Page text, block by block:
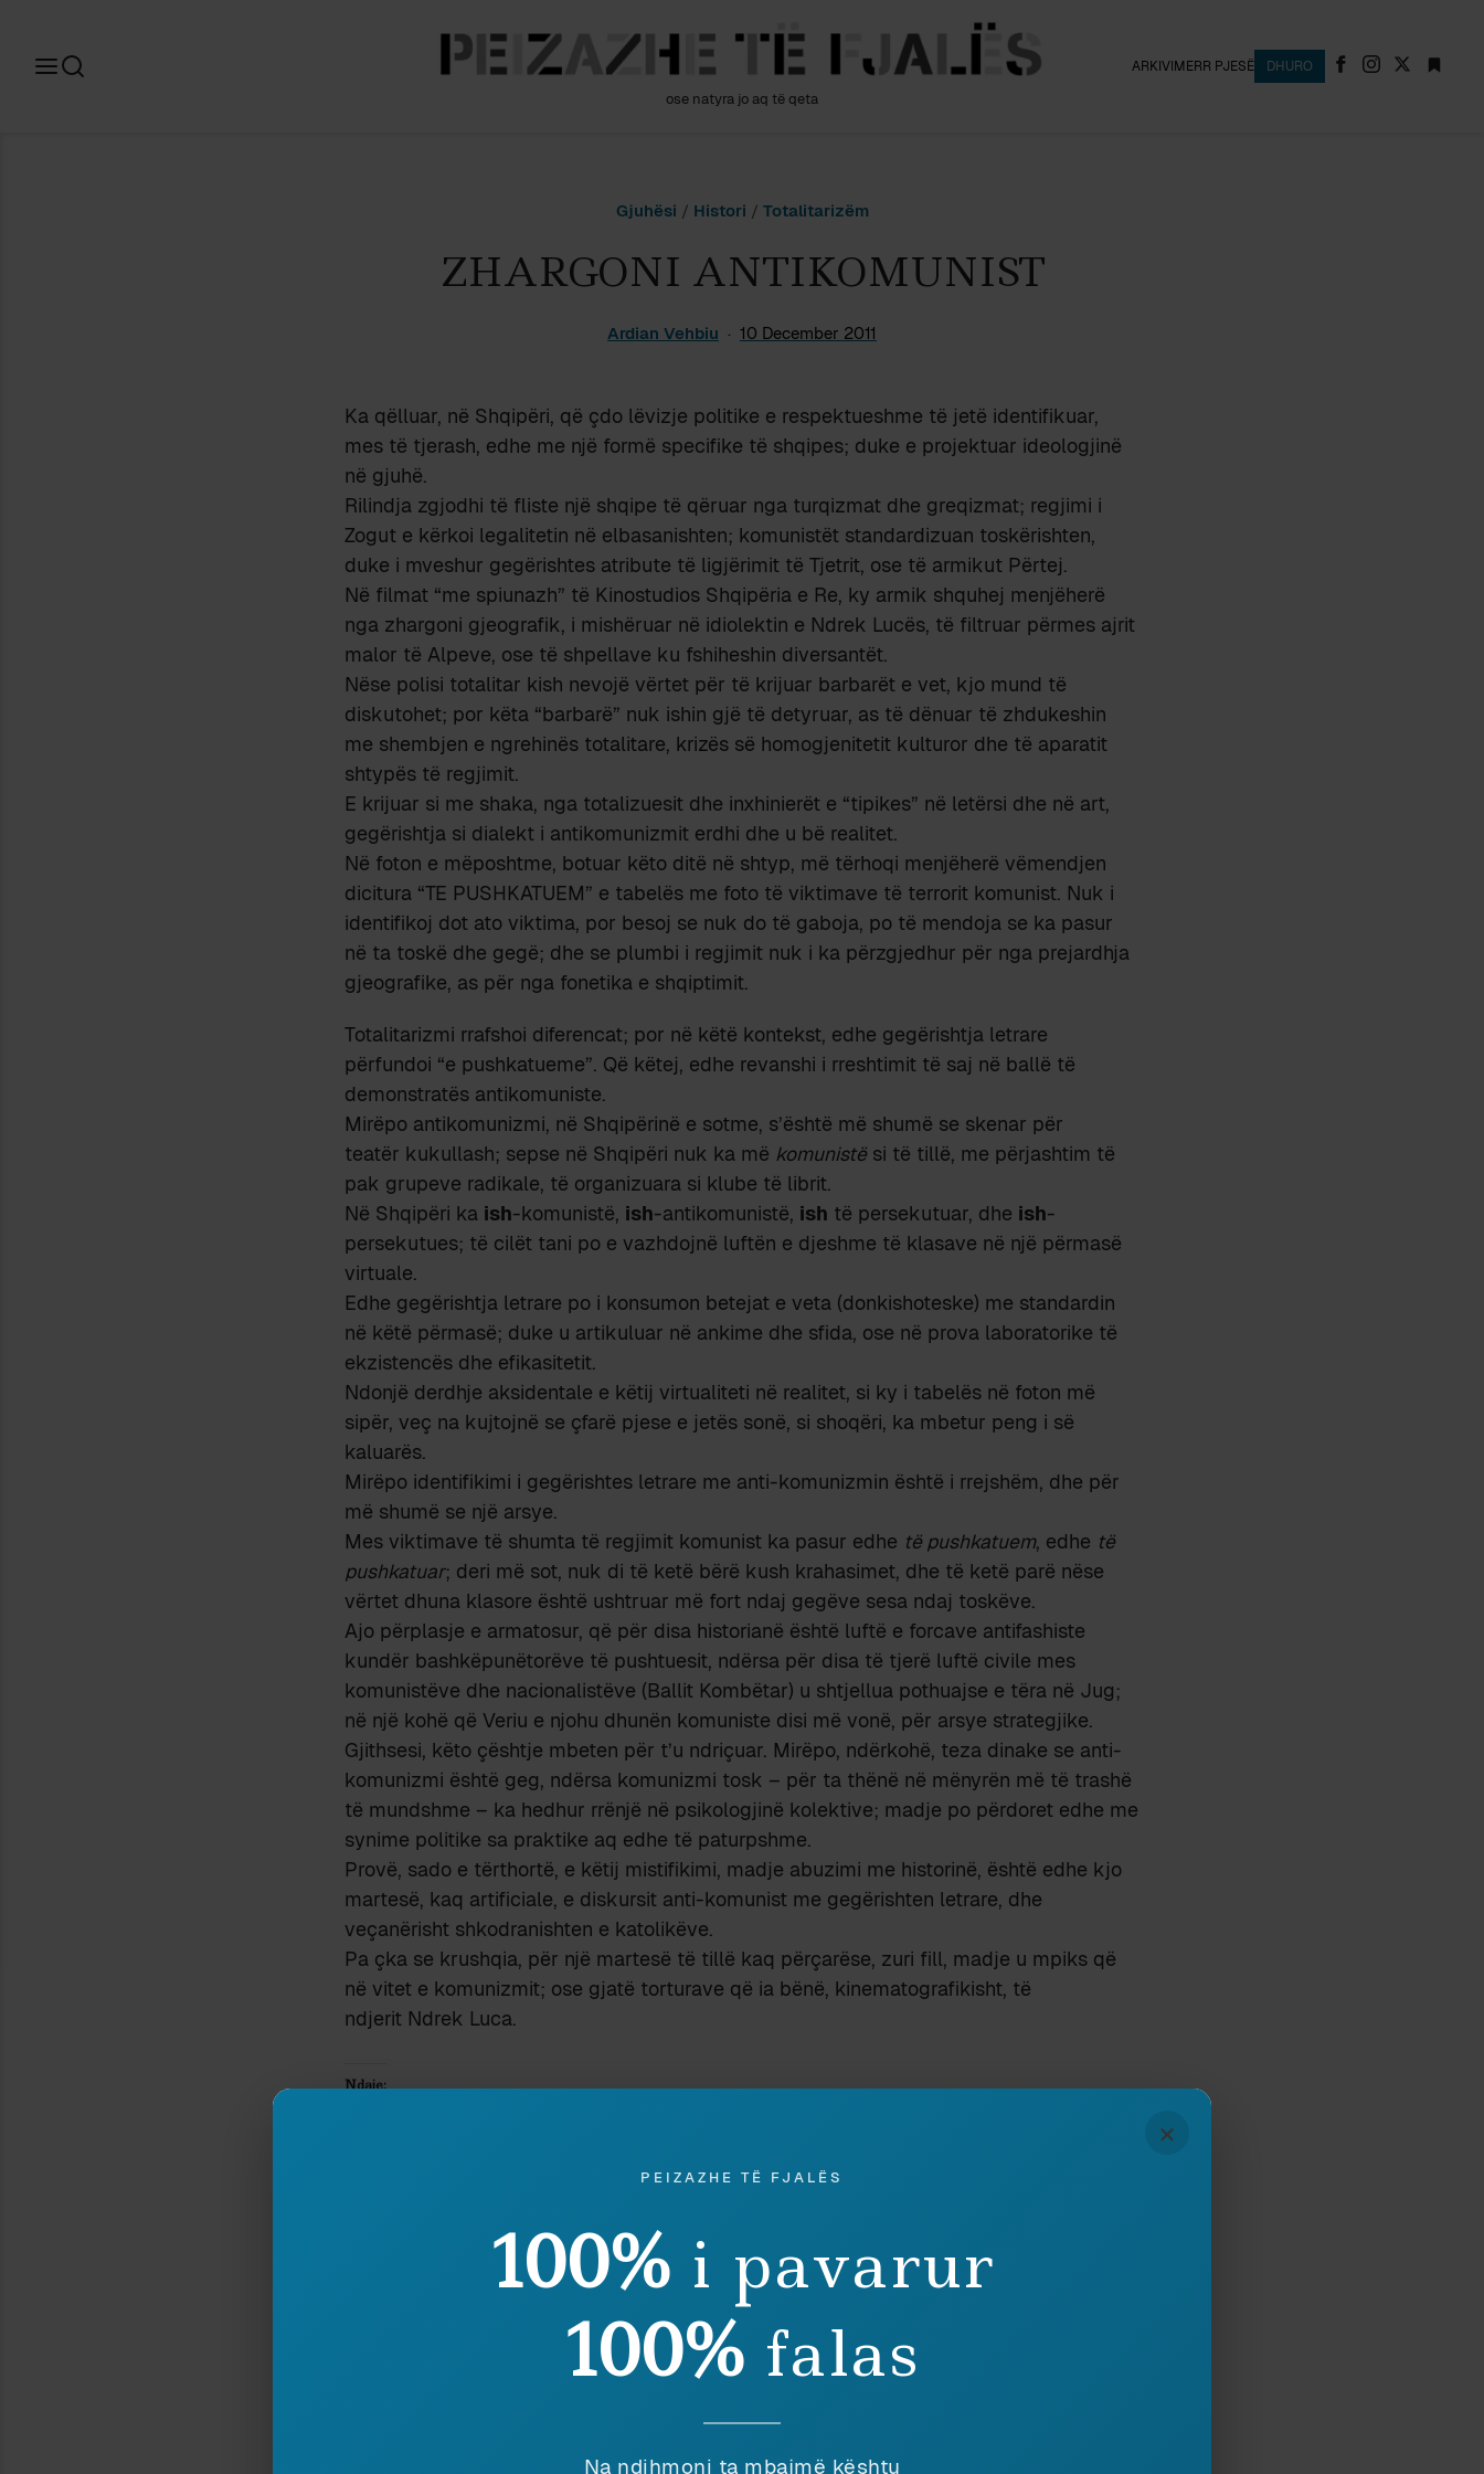
ose natyra jo aq të qeta
ARKIVIMERR PJESË DHURO
Gjuhësi / Histori / Totalitarizëm
ZHARGONI ANTIKOMUNIST
Ardian Vehbiu 10 December 2011
Ka qëlluar, në Shqipëri, që çdo lëvizje politike e respektueshme të jetë identifikuar,
mes të tjerash, edhe me një formë specifike të shqipes; duke e projektuar ideologjinë
në gjuhë.
Rilindja zgjodhi të fliste një shqipe të qëruar nga turqizmat dhe greqizmat; regjimi i
Zogut e kërkoi legalitetin në elbasanishten; komunistët standardizuan toskërishten,
duke i mveshur gegërishtes atribute të ligjërimit të Tjetrit, ose të armikut Përtej.
Në filmat “me spiunazh” të Kinostudios Shqipëria e Re, ky armik shquhej menjëherë
nga zhargoni gjeografik, i mishëruar në idiolektin e Ndrek Lucës, të filtruar përmes ajrit
malor të Alpeve, ose të shpellave ku fshiheshin diversantët.
Nëse polisi totalitar kish nevojë vërtet për të krijuar barbarët e vet, kjo mund të
diskutohet; por këta “barbarë” nuk ishin gjë të detyruar, as të dënuar të zhdukeshin
me shembjen e ngrehinës totalitare, krizës së homogjenitetit kulturor dhe të aparatit
shtypës të regjimit.
E krijuar si me shaka, nga totalizuesit dhe inxhinierët e “tipikes” në letërsi dhe në art,
gegërishtja si dialekt i antikomunizmit erdhi dhe u bë realitet.
Në foton e mëposhtme, botuar këto ditë në shtyp, më tërhoqi menjëherë vëmendjen
dicitura “TE PUSHKATUEM” e tabelës me foto të viktimave të terrorit komunist. Nuk i
identifikoj dot ato viktima, por besoj se nuk do të gaboja, po të mendoja se ka pasur
në ta toskë dhe gegë; dhe se plumbi i regjimit nuk i ka përzgjedhur për nga prejardhja
gjeografike, as për nga fonetika e shqiptimit.
Totalitarizmi rrafshoi diferencat; por në këtë kontekst, edhe gegërishtja letrare
përfundoi “e pushkatueme”. Që këtej, edhe revanshi i rreshtimit të saj në ballë të
demonstratës antikomuniste.
Mirëpo antikomunizmi, në Shqipërinë e sotme, s’është më shumë se skenar për
teatër kukullash; sepse në Shqipëri nuk ka më komunistë si të tillë, me përjashtim të
pak grupeve radikale, të organizuara si klube të librit.
Në Shqipëri ka ish-komunistë, ish-antikomunistë, ish të persekutuar, dhe ish-
persekutues; të cilët tani po e vazhdojnë luftën e djeshme të klasave në një përmasë
virtuale.
Edhe gegërishtja letrare po i konsumon betejat e veta (donkishoteske) me standardin
në këtë përmasë; duke u artikuluar në ankime dhe sfida, ose në prova laboratorike të
ekzistencës dhe efikasitetit.
Ndonjë derdhje aksidentale e këtij virtualiteti në realitet, si ky i tabelës në foton më
sipër, veç na kujtojnë se çfarë pjese e jetës sonë, si shoqëri, ka mbetur peng i së
kaluarës.
Mirëpo identifikimi i gegërishtes letrare me anti-komunizmin është i rrejshëm, dhe për
më shumë se një arsye.
Mes viktimave të shumta të regjimit komunist ka pasur edhe të pushkatuem, edhe të
pushkatuar; deri më sot, nuk di të ketë bërë kush krahasimet, dhe të ketë parë nëse
vërtet dhuna klasore është ushtruar më fort ndaj gegëve sesa ndaj toskëve.
Ajo përplasje e armatosur, që për disa historianë është luftë e forcave antifashiste
kundër bashkëpunëtorëve të pushtuesit, ndërsa për disa të tjerë luftë civile mes
komunistëve dhe nacionalistëve (Ballit Kombëtar) u shtjellua pothuajse e tëra në Jug;
në një kohë që Veriu e njohu dhunën komuniste disi më vonë, për arsye strategjike.
Gjithsesi, këto çështje mbeten për t’u ndriçuar. Mirëpo, ndërkohë, teza dinake se anti-
komunizmi është geg, ndërsa komunizmi tosk – për ta thënë në mënyrën më të trashë
të mundshme – ka hedhur rrënjë në psikologjinë kolektive; madje po përdoret edhe me
synime politike sa praktike aq edhe të paturpshme.
Provë, sado e tërthortë, e këtij mistifikimi, madje abuzimi me historinë, është edhe kjo
martesë, kaq artificiale, e diskursit anti-komunist me gegërishten letrare, dhe
veçanërisht shkodranishten e katolikëve.
Pa çka se krushqia, për një martesë të tillë kaq përçarëse, zuri fill, madje u mpiks që
në vitet e komunizmit; ose gjatë torturave që ia bënë, kinematografikisht, të
ndjerit Ndrek Luca.
Ndaje:
22 November 2010
In "Gjuhësi"
Discover more from Peizazhe të fjalës
×
PEIZAZHE TË FJALËS
100% i pavarur
100% falas
Na ndihmoni ta mbajmë kështu